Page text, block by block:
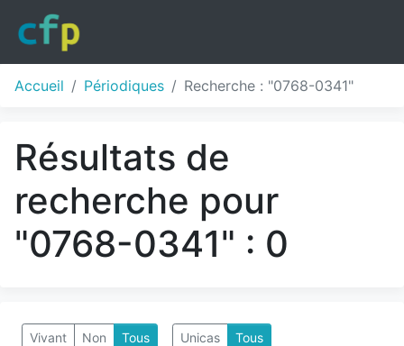
Accueil Périodiques Recherche : "0768-0341"
Résultats de
recherche pour
"0768-0341" : 0
Vivant Non Tous Unicas Tous